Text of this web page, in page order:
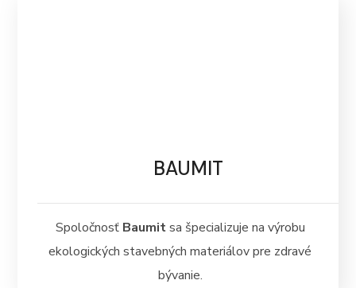
BAUMIT
Spoločnosť Baumitsa špecializuje na výrobu
ekologických stavebných materiálov pre zdravé
bývanie.